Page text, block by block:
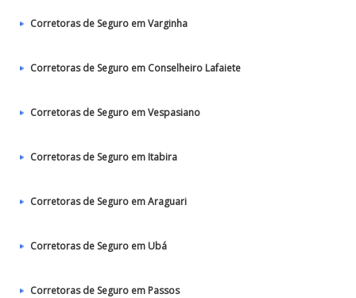
Corretoras de Seguro em Varginha
Corretoras de Seguro em Conselheiro Lafaiete
Corretoras de Seguro em Vespasiano
Corretoras de Seguro em Itabira
Corretoras de Seguro em Araguari
Corretoras de Seguro em Ubá
Corretoras de Seguro em Passos